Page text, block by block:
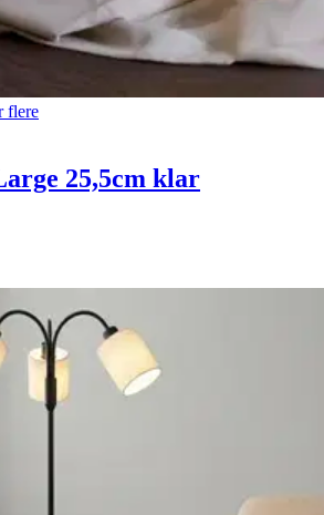
flere
25,5cm klar